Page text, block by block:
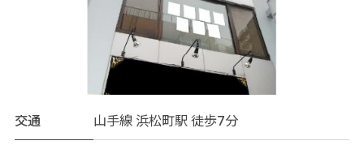
交通
山手線 浜松町駅 徒歩7分